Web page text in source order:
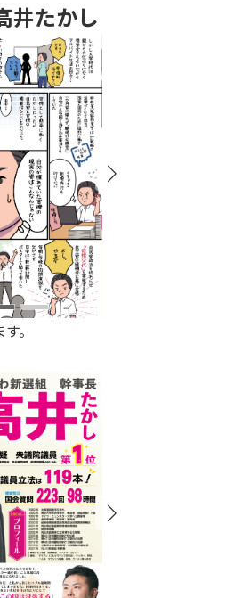
井たかし
。